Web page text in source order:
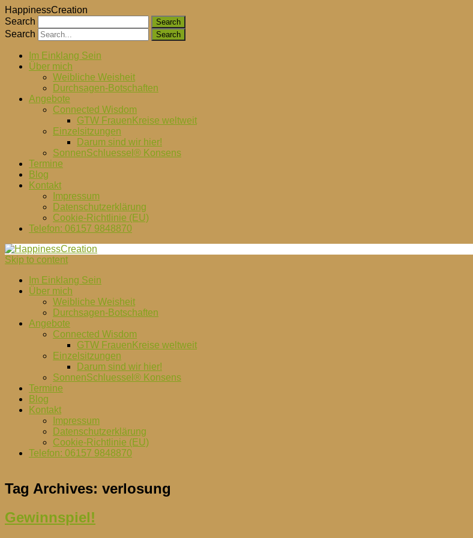
HappinessCreation
Search
Search
Im Einklang Sein
Über mich
Weibliche Weisheit
Durchsagen-Botschaften
Angebote
Connected Wisdom
GTW FrauenKreise weltweit
Einzelsitzungen
Darum sind wir hier!
SonnenSchluessel® Konsens
Termine
Blog
Kontakt
Impressum
Datenschutzerklärung
Cookie-Richtlinie (EU)
Telefon: 06157 9848870
Skip to content
Im Einklang Sein
Über mich
Weibliche Weisheit
Durchsagen-Botschaften
Angebote
Connected Wisdom
GTW FrauenKreise weltweit
Einzelsitzungen
Darum sind wir hier!
SonnenSchluessel® Konsens
Termine
Blog
Kontakt
Impressum
Datenschutzerklärung
Cookie-Richtlinie (EU)
Telefon: 06157 9848870
Tag Archives: verlosung
Gewinnspiel!